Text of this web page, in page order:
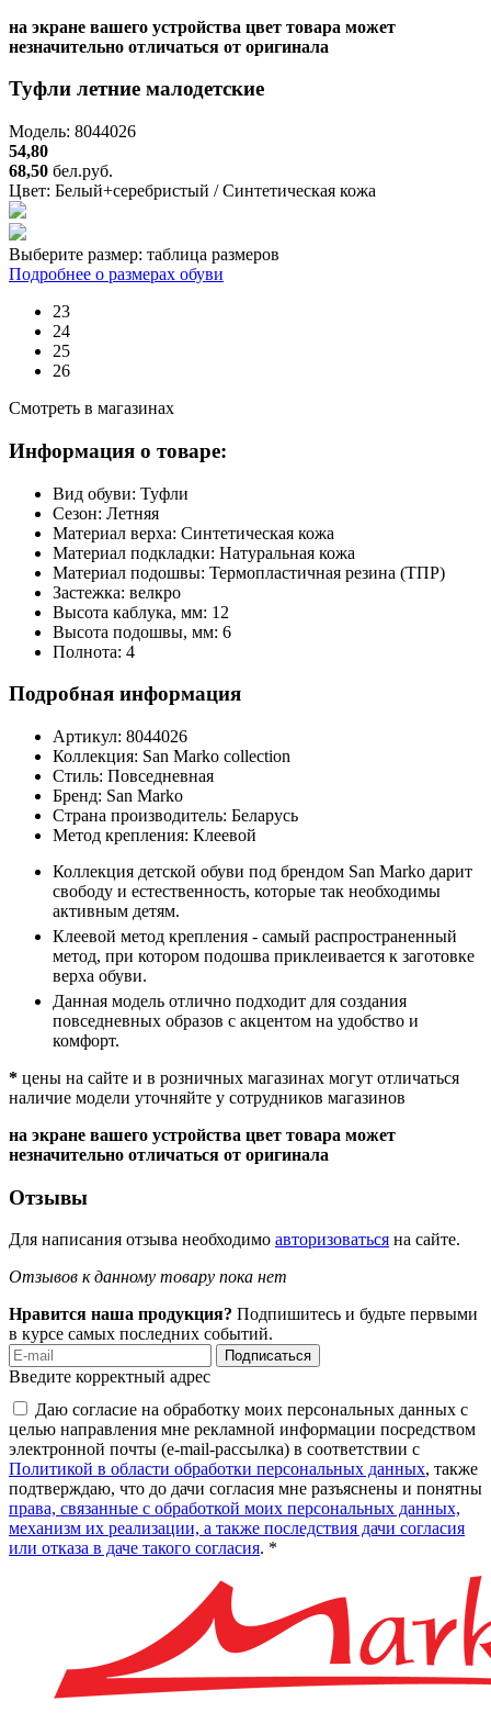
на экране вашего устройства цвет товара может
незначительно отличаться от оригинала
Туфли летние малодетские
Модель: 8044026
54,80
68,50 бел.руб.
Цвет: Белый+серебристый / Синтетическая кожа
Выберите размер: таблица размеров
Подробнее о размерах обуви
23
24
25
26
Смотреть в магазинах
Информация о товаре:
Вид обуви: Туфли
Сезон: Летняя
Материал верха: Синтетическая кожа
Материал подкладки: Натуральная кожа
Материал подошвы: Термопластичная резина (ТПР)
Застежка: велкро
Высота каблука, мм: 12
Высота подошвы, мм: 6
Полнота: 4
Подробная информация
Артикул: 8044026
Коллекция: San Marko collection
Стиль: Повседневная
Бренд: San Marko
Страна производитель: Беларусь
Метод крепления: Клеевой
Коллекция детской обуви под брендом San Marko дарит
свободу и естественность, которые так необходимы
активным детям.
Клеевой метод крепления - самый распространенный
метод, при котором подошва приклеивается к заготовке
верха обуви.
Данная модель отлично подходит для создания
повседневных образов с акцентом на удобство и
комфорт.
* цены на сайте и в розничных магазинах могут отличаться
наличие модели уточняйте у сотрудников магазинов
на экране вашего устройства цвет товара может
незначительно отличаться от оригинала
Отзывы
Для написания отзыва необходимо авторизоваться на сайте.
Отзывов к данному товару пока нет
Нравится наша продукция? Подпишитесь и будьте первыми
в курсе самых последних событий.
Подписаться
Введите корректный адрес
Даю согласие на обработку моих персональных данных с
целью направления мне рекламной информации посредством
электронной почты (e-mail-рассылка) в соответствии с
Политикой в области обработки персональных данных, также
подтверждаю, что до дачи согласия мне разъяснены и понятны
права, связанные с обработкой моих персональных данных,
механизм их реализации, а также последствия дачи согласия
или отказа в даче такого согласия. *